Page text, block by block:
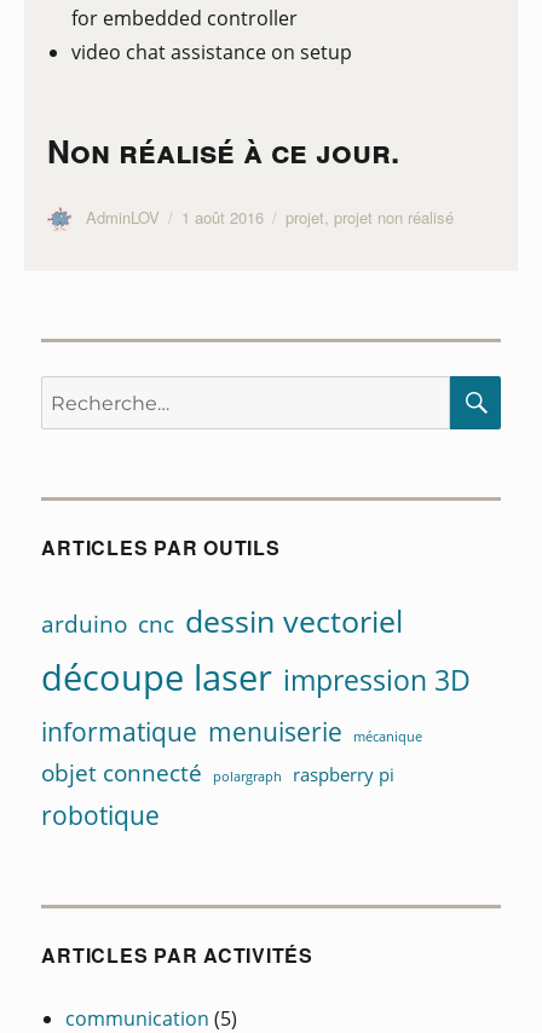
for embedded controller
video chat assistance on setup
Non réalisé à ce jour.
Auteur
AdminLOV
Publié
1 août 2016 Catégories
projet, projet non réalisé
Recherche
pour :
ARTICLES PAR OUTILS
arduino cnc dessin vectoriel
découpe laser impression 3D
informatique menuiserie mécanique
objet connecté polargraph raspberry pi
robotique
ARTICLES PAR ACTIVITÉS
communication (5)